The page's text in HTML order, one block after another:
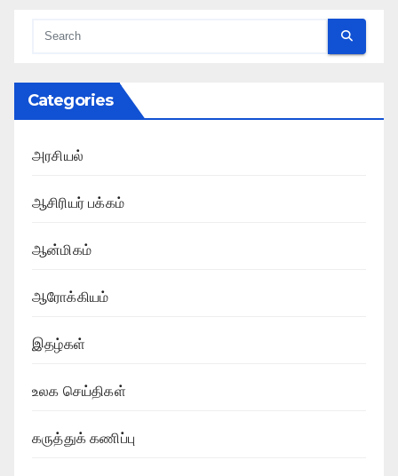
Categories
அரசியல்
ஆசிரியர் பக்கம்
ஆன்மிகம்
ஆரோக்கியம்
இதழ்கள்
உலக செய்திகள்
கருத்துக் கணிப்பு